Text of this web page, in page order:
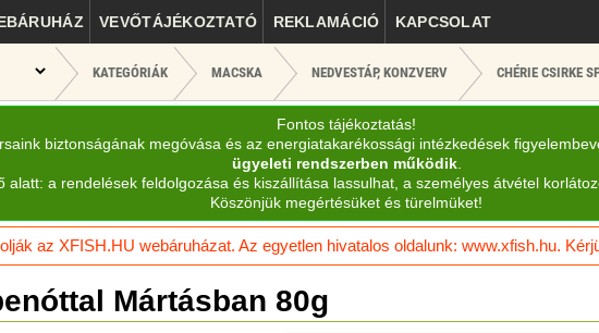
VEVŐTÁJÉKOZTATÓ REKLAMÁCIÓ KAPCSOLAT
KATEGÓRIÁK MACSKA NEDVESTÁP, KONZVERV CHÉRIE CSIRKE
Fontos tájékoztatás!
biztonságának megóvása és az energiatakarékossági intézkedések
ügyeleti rendszerben működik.
alatt: a rendelések feldolgozása és kiszállítása lassulhat, a személyes átvétel
Köszönjük megértésüket és türelmüket!
az XFISH.HU webáruházat. Az egyetlen hivatalos oldalunk: www.xfish.hu.
Mártásban 80g